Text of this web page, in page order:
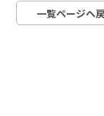
一覧ページへ